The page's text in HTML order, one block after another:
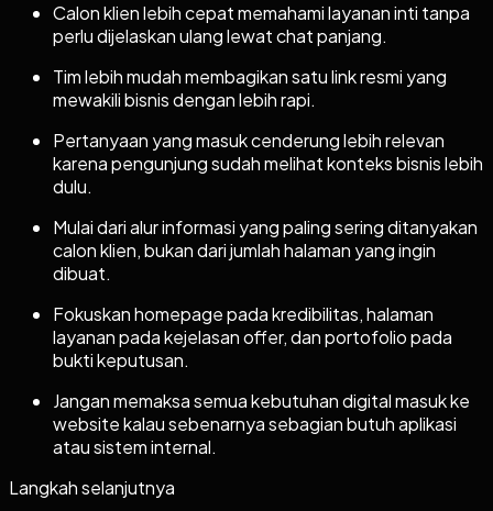
Calon klien lebih cepat memahami layanan inti tanpa
perlu dijelaskan ulang lewat chat panjang.
Tim lebih mudah membagikan satu link resmi yang
mewakili bisnis dengan lebih rapi.
Pertanyaan yang masuk cenderung lebih relevan
karena pengunjung sudah melihat konteks bisnis lebih
dulu.
Mulai dari alur informasi yang paling sering ditanyakan
calon klien, bukan dari jumlah halaman yang ingin
dibuat.
Fokuskan homepage pada kredibilitas, halaman
layanan pada kejelasan offer, dan portofolio pada
bukti keputusan.
Jangan memaksa semua kebutuhan digital masuk ke
website kalau sebenarnya sebagian butuh aplikasi
atau sistem internal.
Langkah selanjutnya